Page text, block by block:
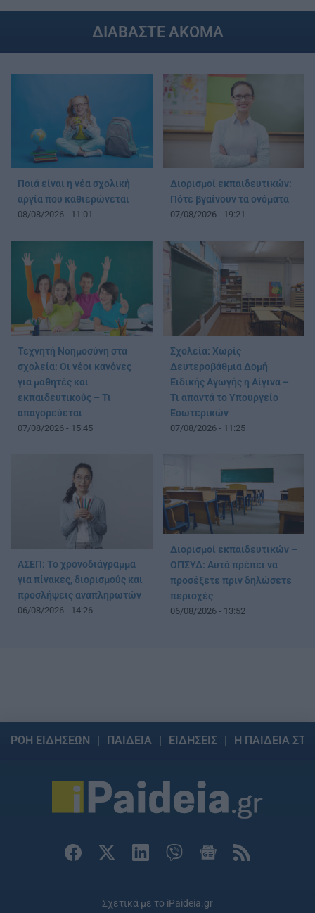
ΔΙΑΒΑΣΤΕ ΑΚΟΜΑ
Ποιά είναι η νέα σχολική
αργία που καθιερώνεται
08/08/2026 - 11:01
Διορισμοί εκπαιδευτικών:
Πότε βγαίνουν τα ονόματα
07/08/2026 - 19:21
Τεχνητή Νοημοσύνη στα
σχολεία: Οι νέοι κανόνες
για μαθητές και
εκπαιδευτικούς – Τι
απαγορεύεται
07/08/2026 - 15:45
Σχολεία: Χωρίς
Δευτεροβάθμια Δομή
Ειδικής Αγωγής η Αίγινα –
Τι απαντά το Υπουργείο
Εσωτερικών
07/08/2026 - 11:25
ΑΣΕΠ: Το χρονοδιάγραμμα
για πίνακες, διορισμούς και
προσλήψεις αναπληρωτών
06/08/2026 - 14:26
Διορισμοί εκπαιδευτικών –
ΟΠΣΥΔ: Αυτά πρέπει να
προσέξετε πριν δηλώσετε
περιοχές
06/08/2026 - 13:52
ΡΟΗ ΕΙΔΗΣΕΩΝ ΠΑΙΔΕΙΑ ΕΙΔΗΣΕΙΣ Η ΠΑΙΔΕΙΑ
Σχετικά με το iPaideia.gr